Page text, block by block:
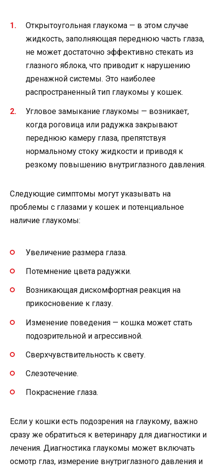
Открытоугольная глаукома — в этом случае
жидкость, заполняющая переднюю часть глаза,
не может достаточно эффективно стекать из
глазного яблока, что приводит к нарушению
дренажной системы. Это наиболее
распространенный тип глаукомы у кошек.
Угловое замыкание глаукомы — возникает,
когда роговица или радужка закрывают
переднюю камеру глаза, препятствуя
нормальному стоку жидкости и приводя к
резкому повышению внутриглазного давления.
Следующие симптомы могут указывать на
проблемы с глазами у кошек и потенциальное
наличие глаукомы:
Увеличение размера глаза.
Потемнение цвета радужки.
Возникающая дискомфортная реакция на
прикосновение к глазу.
Изменение поведения — кошка может стать
подозрительной и агрессивной.
Сверхчувствительность к свету.
Слезотечение.
Покраснение глаза.
Если у кошки есть подозрения на глаукому, важно
сразу же обратиться к ветеринару для диагностики и
лечения. Диагностика глаукомы может включать
осмотр глаз, измерение внутриглазного давления и